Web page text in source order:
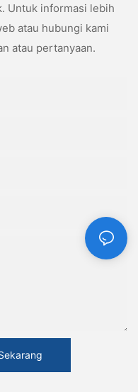
Untuk informasi lebih
atau hubungi kami
atau pertanyaan.